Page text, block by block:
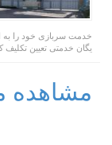
خدمت سربازی خود را به
یگان خدمتی تعیین تکلیف
مشاهده